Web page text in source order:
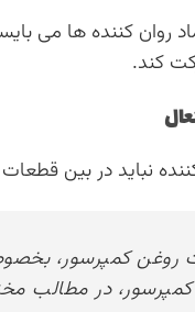
روان کننده ها می
کند.
نباید در بین
روغن کمپرسور،
در مطالب